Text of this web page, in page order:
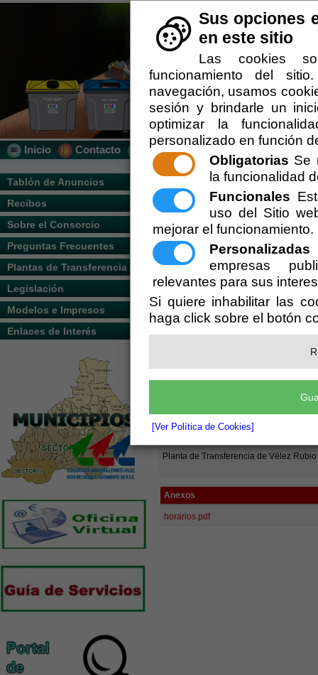
Sus opciones
en este sitio
Las cookies
funcionamiento del
navegación, usamos
sesión y brindarle un
optimizar la
personalizado en función
Obligatorias Se
la funcionalidad
Funcionales
uso del Sitio
mejorar el funcionamiento.
Personalizadas
empresas
relevantes para sus
Si quiere inhabilitar las
haga click sobre el botón
[Ver Política de Cookies]
Inicio Contacto Localización
Tablón de Anuncios
Recibos
Sobre el Consorcio
Preguntas Frecuentes
Plantas de Transferencia
Legislación
Modelos e Impresos
Enlaces de Interés
Usted se encuentra aquí:Inicio //
Escuchar
INSTALACION-
Oficinas del Consorcio
Oficinas Cespa
Planta de Recuperación y Compostaje
Planta de Transferencia de Fines
Planta de Transferencia de Serón
Planta de Transferencia de Vélez Rubio
Anexos
horarios.pdf